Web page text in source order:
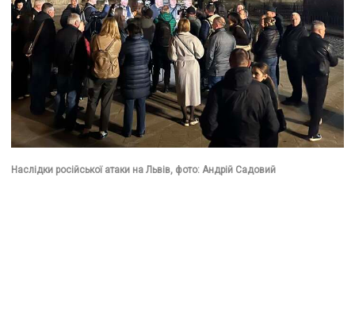
Наслідки російської атаки на Львів, фото: Андрій Садовий